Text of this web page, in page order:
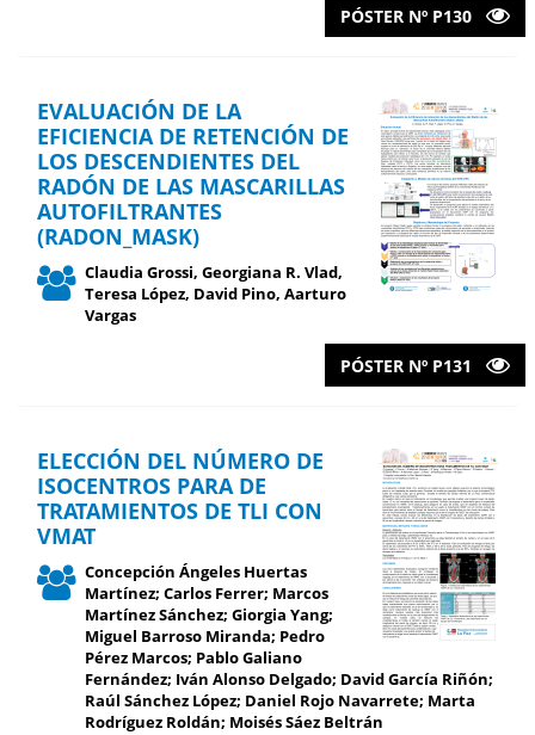
PÓSTER Nº P130
EVALUACIÓN DE LA
EFICIENCIA DE RETENCIÓN DE
LOS DESCENDIENTES DEL
RADÓN DE LAS MASCARILLAS
AUTOFILTRANTES
(RADON_MASK)
Claudia Grossi, Georgiana R. Vlad,
Teresa López, David Pino, Aarturo
Vargas
PÓSTER Nº P131
ELECCIÓN DEL NÚMERO DE
ISOCENTROS PARA DE
TRATAMIENTOS DE TLI CON
VMAT
Concepción Ángeles Huertas
Martínez; Carlos Ferrer; Marcos
Martínez Sánchez; Giorgia Yang;
Miguel Barroso Miranda; Pedro
Pérez Marcos; Pablo Galiano
Fernández; Iván Alonso Delgado; David García Riñón;
Raúl Sánchez López; Daniel Rojo Navarrete; Marta
Rodríguez Roldán; Moisés Sáez Beltrán